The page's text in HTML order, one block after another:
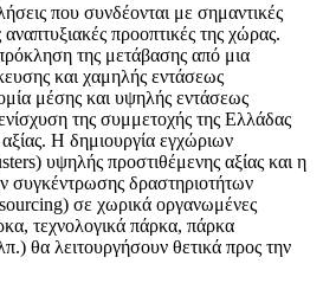
που συνδέονται με σημαντικές
προοπτικές της χώρας.
της μετάβασης από μια
και χαμηλής εντάσεως
μέσης και υψηλής εντάσεως
της συμμετοχής της Ελλάδας
Η δημιουργία εγχώριων
υψηλής προστιθέμενης αξίας και η
συγκέντρωσης δραστηριοτήτων
σε χωρικά οργανωμένες
τεχνολογικά πάρκα, πάρκα
θα λειτουργήσουν θετικά προς την